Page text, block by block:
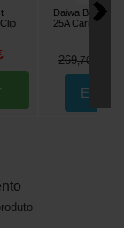
Daiwa Black
25A Carretel
269,70